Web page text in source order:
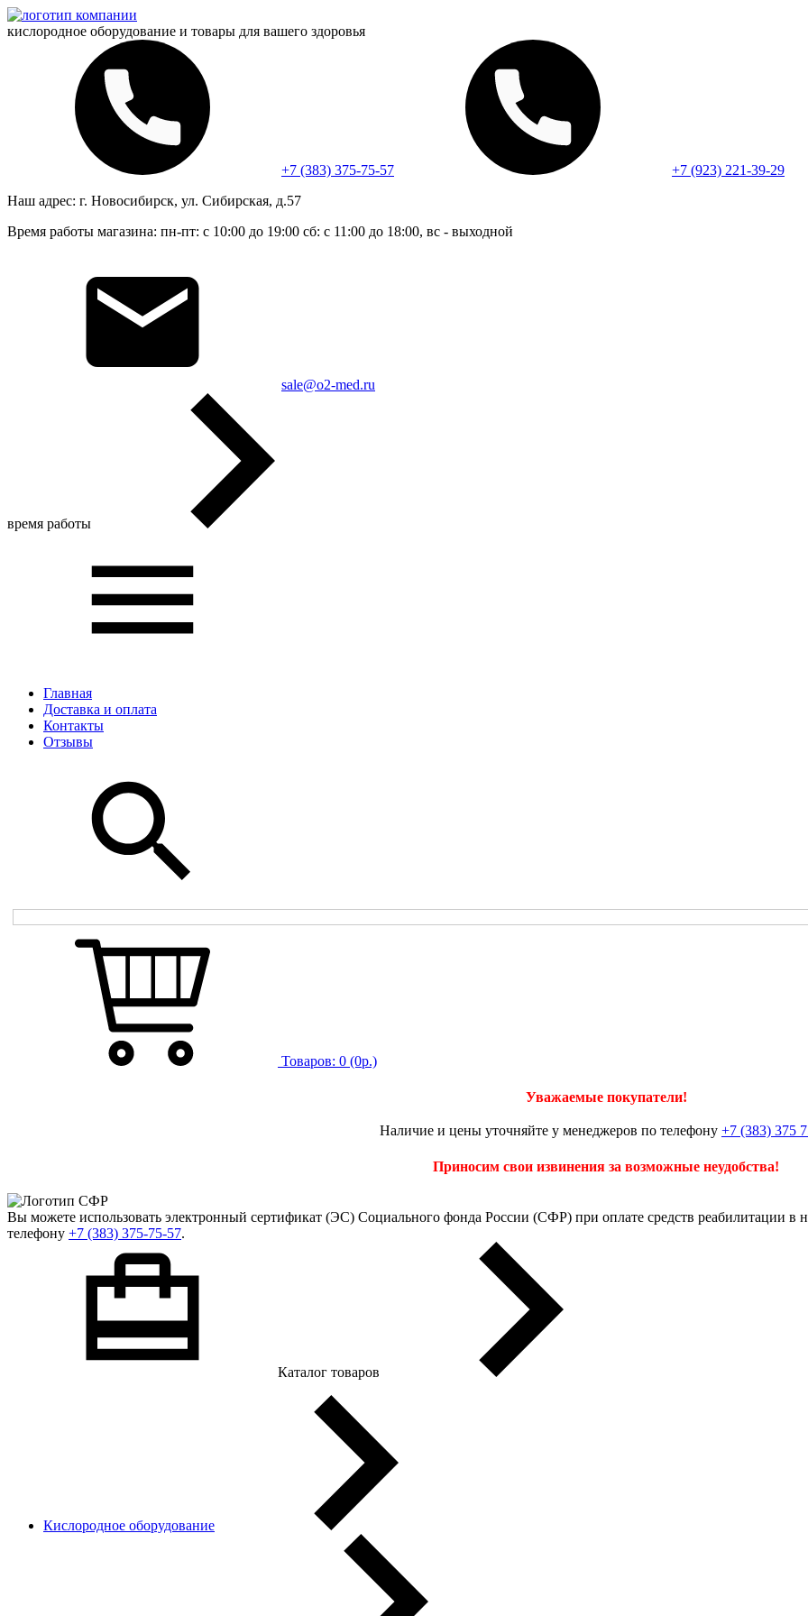
кислородное оборудование и товары для вашего здоровья
+7 (383) 375-75-57
+7 (923) 221-39-29
Наш адрес: г. Новосибирск, ул. Сибирская, д.57
Время работы магазина: пн-пт: с 10:00 до 19:00 сб: с 11:00 до 18:00, вс - выходной
sale@o2-med.ru
время работы
Главная
Доставка и оплата
Контакты
Отзывы
Товаров: 0 (0р.)
Уважаемые покупатели!
Наличие и цены уточняйте у менеджеров по телефону +7 (383) 375
Приносим свои извинения за возможные неудобства!
Вы можете использовать электронный сертификат (ЭС) Социального фонда России (СФР) при оплате средств реабилитации в
телефону +7 (383) 375-75-57.
Каталог товаров
Кислородное оборудование